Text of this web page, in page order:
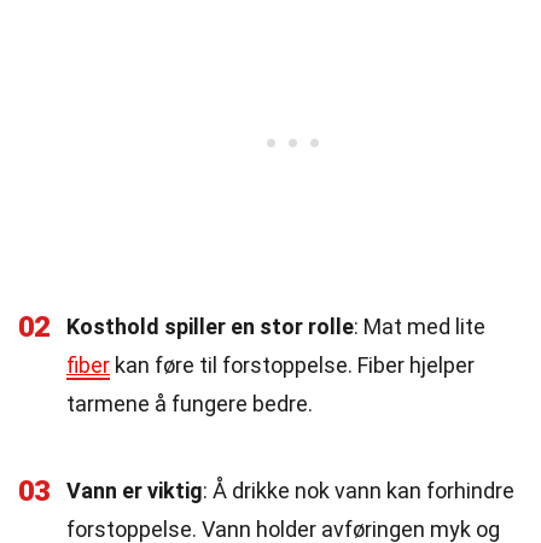
02 Kosthold spiller en stor rolle: Mat med lite
fiber kan føre til forstoppelse. Fiber hjelper
tarmene å fungere bedre.
03 Vann er viktig: Å drikke nok vann kan forhindre
forstoppelse. Vann holder avføringen myk og